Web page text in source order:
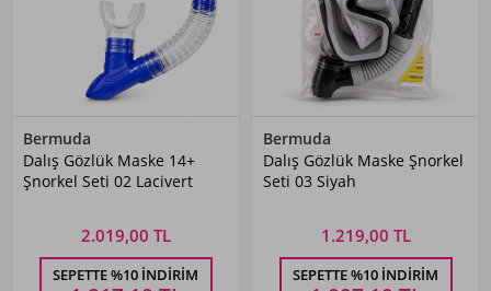
Bermuda
Dalış Gözlük Maske 14+
Şnorkel Seti 02 Lacivert
2.019,00 TL
SEPETTE %10 İNDIRIM
Bermuda
Dalış Gözlük Maske Şnorkel
Seti 03 Siyah
1.219,00 TL
SEPETTE %10 İNDIRIM